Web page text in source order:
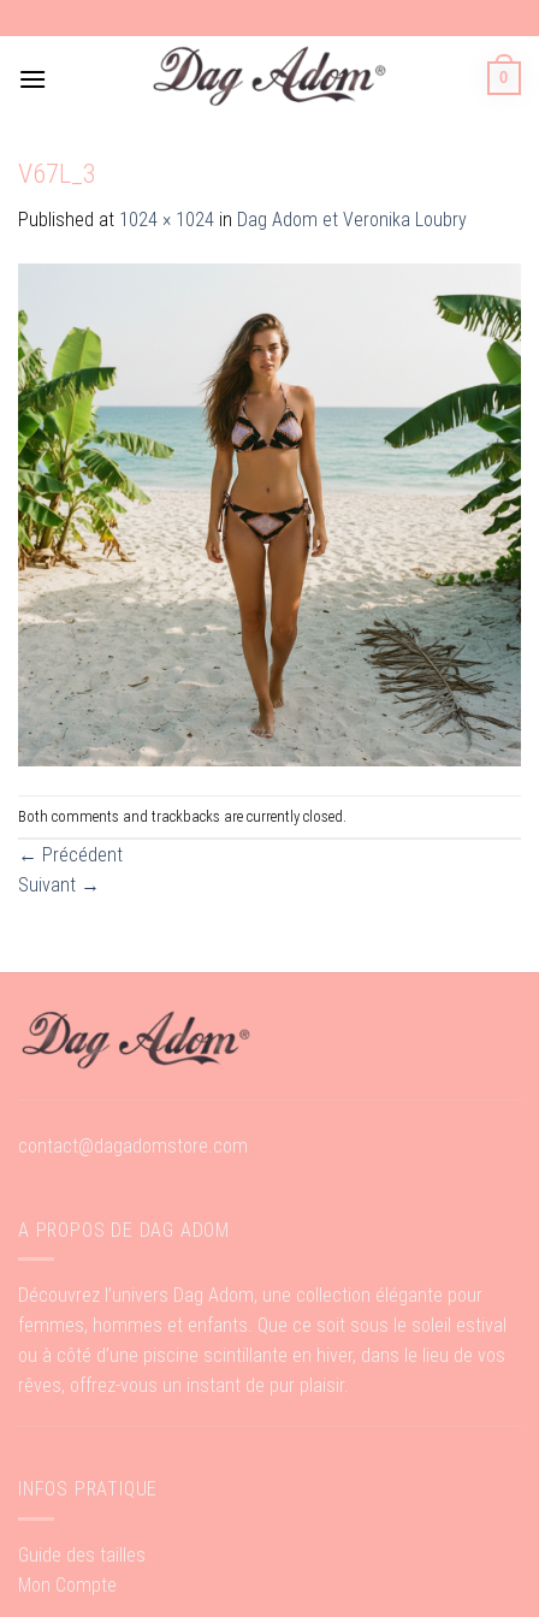
to
content
0
V67L_3
Published at 1024 × 1024 in Dag Adom et Veronika Loubry
Both comments and trackbacks are currently closed.
← Précédent
Suivant →
contact@dagadomstore.com
A PROPOS DE DAG ADOM
Découvrez l’univers Dag Adom, une collection élégante pour
femmes, hommes et enfants. Que ce soit sous le soleil estival
ou à côté d’une piscine scintillante en hiver, dans le lieu de vos
rêves, offrez-vous un instant de pur plaisir.
INFOS PRATIQUE
Guide des tailles
Mon Compte